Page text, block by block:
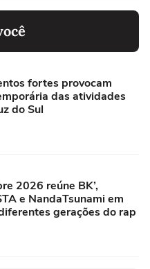
fortes provocam
das atividades
do Sul
2026 reúne BK’,
e NandaTsunami em
gerações do rap